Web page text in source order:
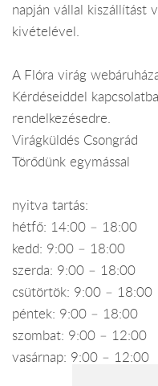
napján vállal kiszállítást
kivételével.
A Flóra virág
Kérdéseiddel
rendelkezésedre.
Virágküldés Csongrád
Törődünk egymással
nyitva tartás:
hétfő: 14:00 – 18:00
kedd: 9:00 – 18:00
szerda: 9:00 – 18:00
csütörtök: 9:00 – 18:00
péntek: 9:00 – 18:00
szombat: 9:00 – 12:00
vasárnap: 9:00 – 12:00